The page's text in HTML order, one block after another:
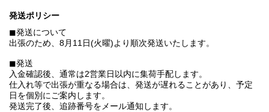
発送ポリシー
◼︎発送について
出張のため、8月11日(火曜)より順次発送いたします。
◼︎発送
入金確認後、通常は2営業日以内に集荷手配します。
仕入れ等で出張が重なる場合は、発送が遅れることがあり、予定
日を個別にご案内します。
発送完了後、追跡番号をメール通知します。